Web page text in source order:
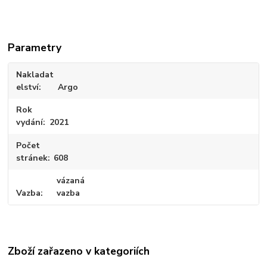
Parametry
Nakladat
elství
Argo
Rok
vydání
2021
Počet
stránek 608
Vazba
vázaná
vazba
Zboží zařazeno v kategoriích